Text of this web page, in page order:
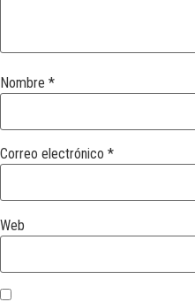
Nombre *
Correo electrónico *
Web